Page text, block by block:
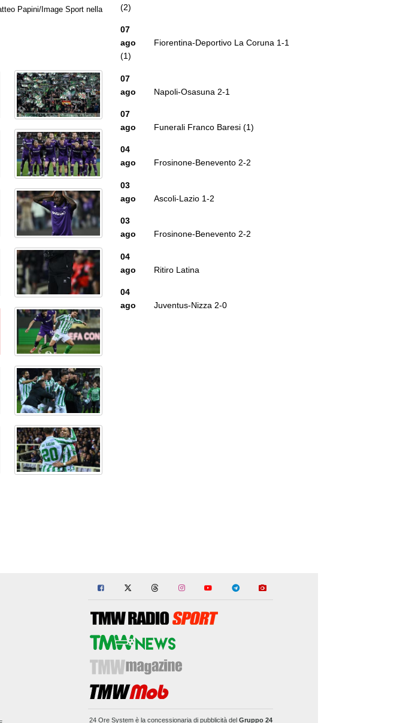
Papini/Image Sport nella
(2)
07
ago
Fiorentina-Deportivo La Coruna 1-1
(1)
07
ago
Napoli-Osasuna 2-1
07
ago
Funerali Franco Baresi (1)
04
ago
Frosinone-Benevento 2-2
03
ago
Ascoli-Lazio 1-2
03
ago
Frosinone-Benevento 2-2
04
ago
Ritiro Latina
04
ago
Juventus-Nizza 2-0
24 Ore Systemè la concessionaria di pubblicità del Gruppo 24